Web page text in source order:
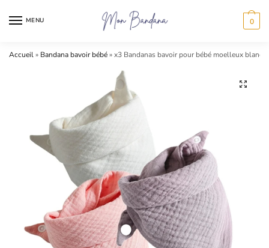
MENU 0
Accueil» Bandana bavoir bébé»x3 Bandanas bavoir pour bébé moelleux blanc,